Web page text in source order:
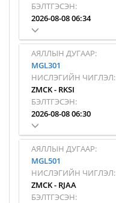
БЭЛТГЭСЭН:
2026-08-08 06:34
АЯЛЛЫН ДУГААР:
MGL301
НИСЛЭГИЙН ЧИГЛЭЛ:
ZMCK- RKSI
БЭЛТГЭСЭН:
2026-08-08 06:30
АЯЛЛЫН ДУГААР:
MGL501
НИСЛЭГИЙН ЧИГЛЭЛ:
ZMCK- RJAA
БЭЛТГЭСЭН: